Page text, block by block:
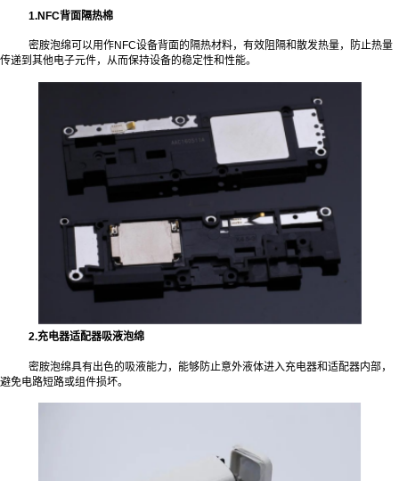
1.NFC背面隔热棉
密胺泡绵可以用作NFC设备背面的隔热材料，有效阻隔和散发热量，防止热量
传递到其他电子元件，从而保持设备的稳定性和性能。
2.充电器适配器吸液泡绵
密胺泡绵具有出色的吸液能力，能够防止意外液体进入充电器和适配器内部，
避免电路短路或组件损坏。